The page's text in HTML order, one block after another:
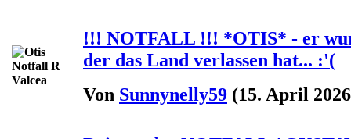
!!! NOTFALL !!! *OTIS* - er
der das Land verlassen hat... :'(
Von Sunnynelly59 (15. April